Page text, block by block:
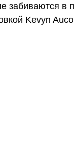
забиваются в
Kevyn